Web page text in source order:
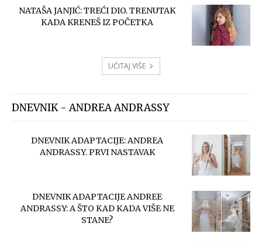
NATAŠA JANJIĆ: TREĆI DIO. TRENUTAK
KADA KRENEŠ IZ POČETKA
UČITAJ VIŠE
DNEVNIK - ANDREA ANDRASSY
DNEVNIK ADAPTACIJE: ANDREA
ANDRASSY. PRVI NASTAVAK
DNEVNIK ADAPTACIJE ANDREE
ANDRASSY: A ŠTO KAD KADA VIŠE NE
STANE?